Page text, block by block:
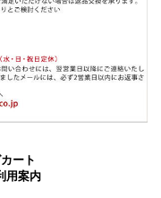
ート
用案内